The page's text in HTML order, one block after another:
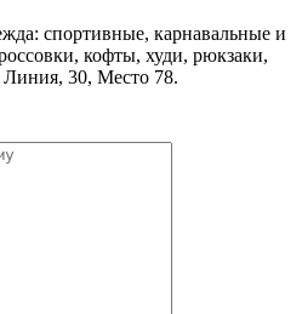
спортивные, карнавальные и
кофты, худи, рюкзаки,
30, Место 78.